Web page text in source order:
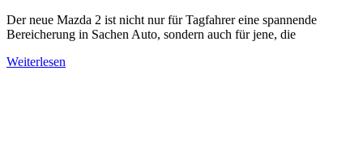
Der neue Mazda 2 ist nicht nur für Tagfahrer eine spannende
Bereicherung in Sachen Auto, sondern auch für jene, die
Weiterlesen